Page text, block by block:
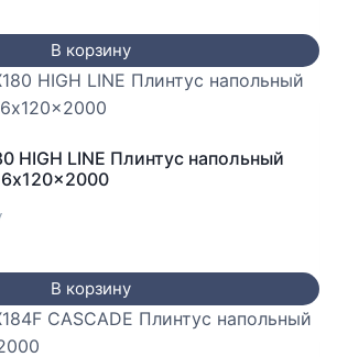
В корзину
HIGH LINE Плинтус напольный
В корзину